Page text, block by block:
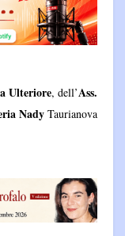
Ulteriore, dell’Ass.
Nady Taurianova